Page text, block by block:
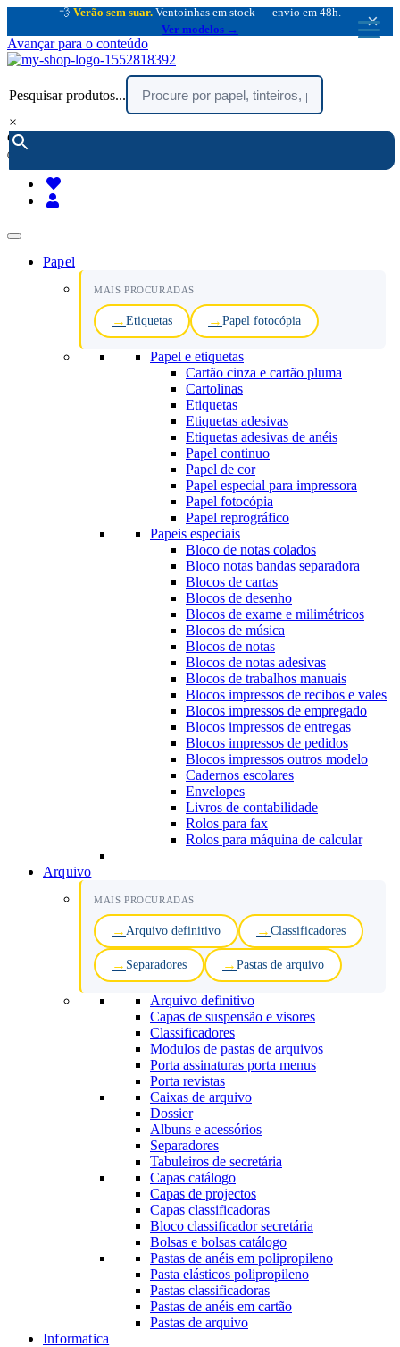
💨 Verão sem suar. Ventoinhas em stock — envio em 48h.
Ver modelos →
×
Avançar para o conteúdo
Pesquisar produtos...
×
encomendar por telefone :
(chamada rede fixa nacional)
Papel
MAIS PROCURADAS
Etiquetas Papel fotocópia
Papel e etiquetas
Cartão cinza e cartão pluma
Cartolinas
Etiquetas
Etiquetas adesivas
Etiquetas adesivas de anéis
Papel continuo
Papel de cor
Papel especial para impressora
Papel fotocópia
Papel reprográfico
Papeis especiais
Bloco de notas colados
Bloco notas bandas separadora
Blocos de cartas
Blocos de desenho
Blocos de exame e milimétricos
Blocos de música
Blocos de notas
Blocos de notas adesivas
Blocos de trabalhos manuais
Blocos impressos de recibos e vales
Blocos impressos de empregado
Blocos impressos de entregas
Blocos impressos de pedidos
Blocos impressos outros modelo
Cadernos escolares
Envelopes
Livros de contabilidade
Rolos para fax
Rolos para máquina de calcular
Arquivo
MAIS PROCURADAS
Arquivo definitivo Classificadores
Separadores Pastas de arquivo
Arquivo definitivo
Capas de suspensão e visores
Classificadores
Modulos de pastas de arquivos
Porta assinaturas porta menus
Porta revistas
Caixas de arquivo
Dossier
Albuns e acessórios
Separadores
Tabuleiros de secretária
Capas catálogo
Capas de projectos
Capas classificadoras
Bloco classificador secretária
Bolsas e bolsas catálogo
Pastas de anéis em polipropileno
Pasta elásticos polipropileno
Pastas classificadoras
Pastas de anéis em cartão
Pastas de arquivo
Informatica